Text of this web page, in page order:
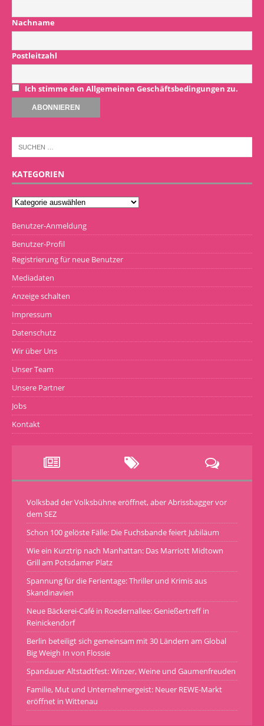
Nachname
Postleitzahl
Ich stimme den Allgemeinen Geschäftsbedingungen zu.
KATEGORIEN
Benutzer-Anmeldung
Benutzer-Profil
Registrierung für neue Benutzer
Mediadaten
Anzeige schalten
Impressum
Datenschutz
Wir über Uns
Unser Team
Unsere Partner
Jobs
Kontakt
Volksbad der Volksbühne eröffnet, aber Abrissbagger vor
dem SEZ
Schon 100 gelöste Fälle: Die Fuchsbande feiert Jubiläum
Wie ein Kurztrip nach Manhattan: Das Marriott Midtown
Grill am Potsdamer Platz
Spannung für die Ferientage: Thriller und Krimis aus
Skandinavien
Neue Bäckerei-Café in Roedernallee: Genießertreff in
Reinickendorf
Berlin beteiligt sich gemeinsam mit 30 Ländern am Global
Big Weigh In von Flossie
Spandauer Altstadtfest: Winzer, Weine und Gaumenfreuden
Familie, Mut und Unternehmergeist: Neuer REWE-Markt
eröffnet in Wittenau